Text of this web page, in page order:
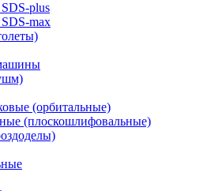
plus
max
(орбитальные)
(плоскошлифовальные)